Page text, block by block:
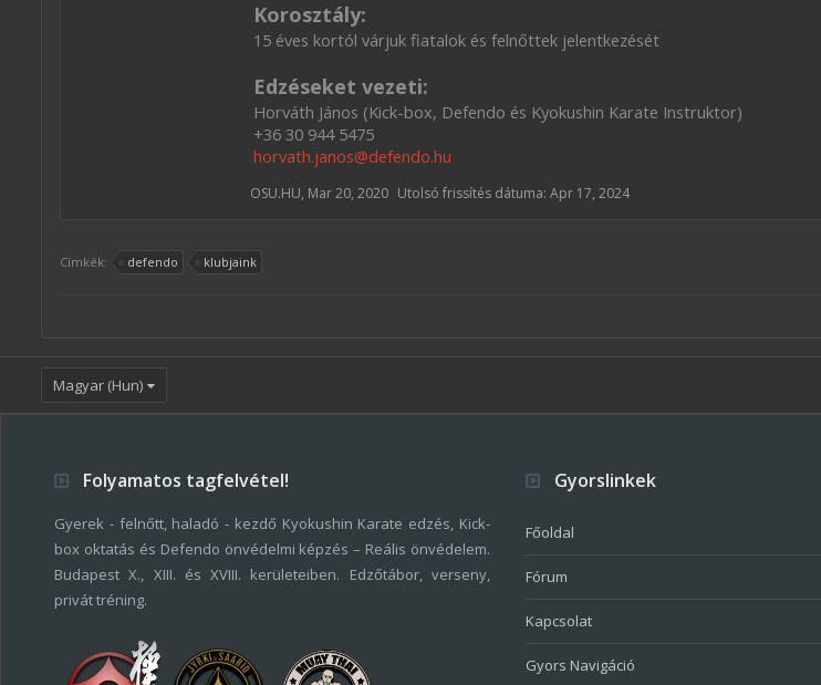
Korosztály:
15 éves kortól várjuk fiatalok és felnőttek jelentkezését
Edzéseket vezeti:
Horváth János (Kick-box, Defendo és Kyokushin Karate Instruktor)
+36 30 944 5475
horvath.janos@defendo.hu
OSU.HU, Mar 20, 2020 Utolsó frissítés dátuma: Apr 17, 2024
Címkék: defendo klubjaink
Magyar (Hun)
Folyamatos tagfelvétel!
Gyerek - felnőtt, haladó - kezdő Kyokushin Karate edzés, Kick-
box oktatás és Defendo önvédelmi képzés – Reális önvédelem.
Budapest X., XIII. és XVIII. kerületeiben. Edzőtábor, verseny,
privát tréning.
Gyorslinkek
Főoldal
Fórum
Kapcsolat
Gyors Navigáció